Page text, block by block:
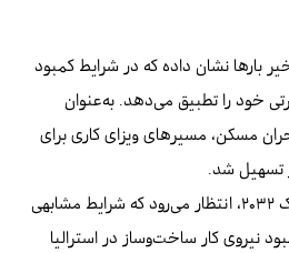
بارها نشان داده که در شرایط کمبود
خود را تطبیق می‌دهد. به‌عنوان
مسکن، مسیرهای ویزای کاری برای
تسهیل شد.
اکنون با نزدیک شدن به المپیک ۲۰۳۲، انتظار می‌رود که شرایط مشابهی
نیروی کار ساخت‌وساز در استرالیا